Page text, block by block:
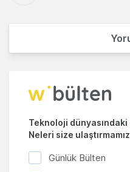
Teknoloji
Neleri size
Günlük Bülten